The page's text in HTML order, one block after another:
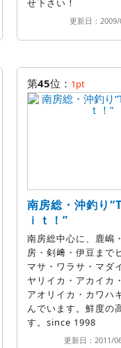
せ下さい！
更新日：
第45位： 1pt
南房総・沖釣り
ｉｔ！”
南房総中心に、鹿嶋
房・剣﨑・伊豆まで
マサ・ワラサ・マダ
ヤリイカ・アカイカ
アオリイカ・カワハ
んでいます。鮮度の
す。since 1998
更新日：2011/